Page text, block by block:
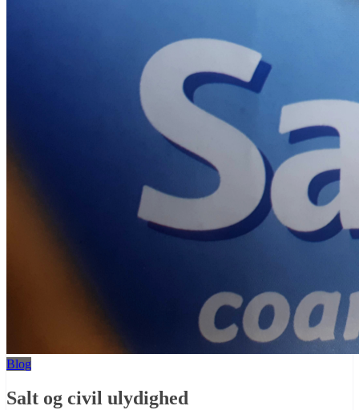
Blog
Salt og civil ulydighed